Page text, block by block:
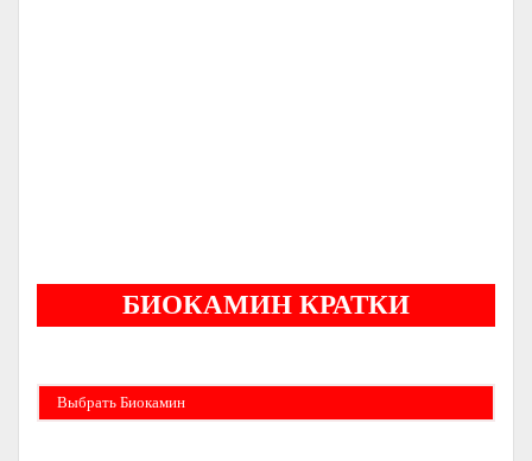
БИОКАМИН КРАТКИ
Выбрать Биокамин